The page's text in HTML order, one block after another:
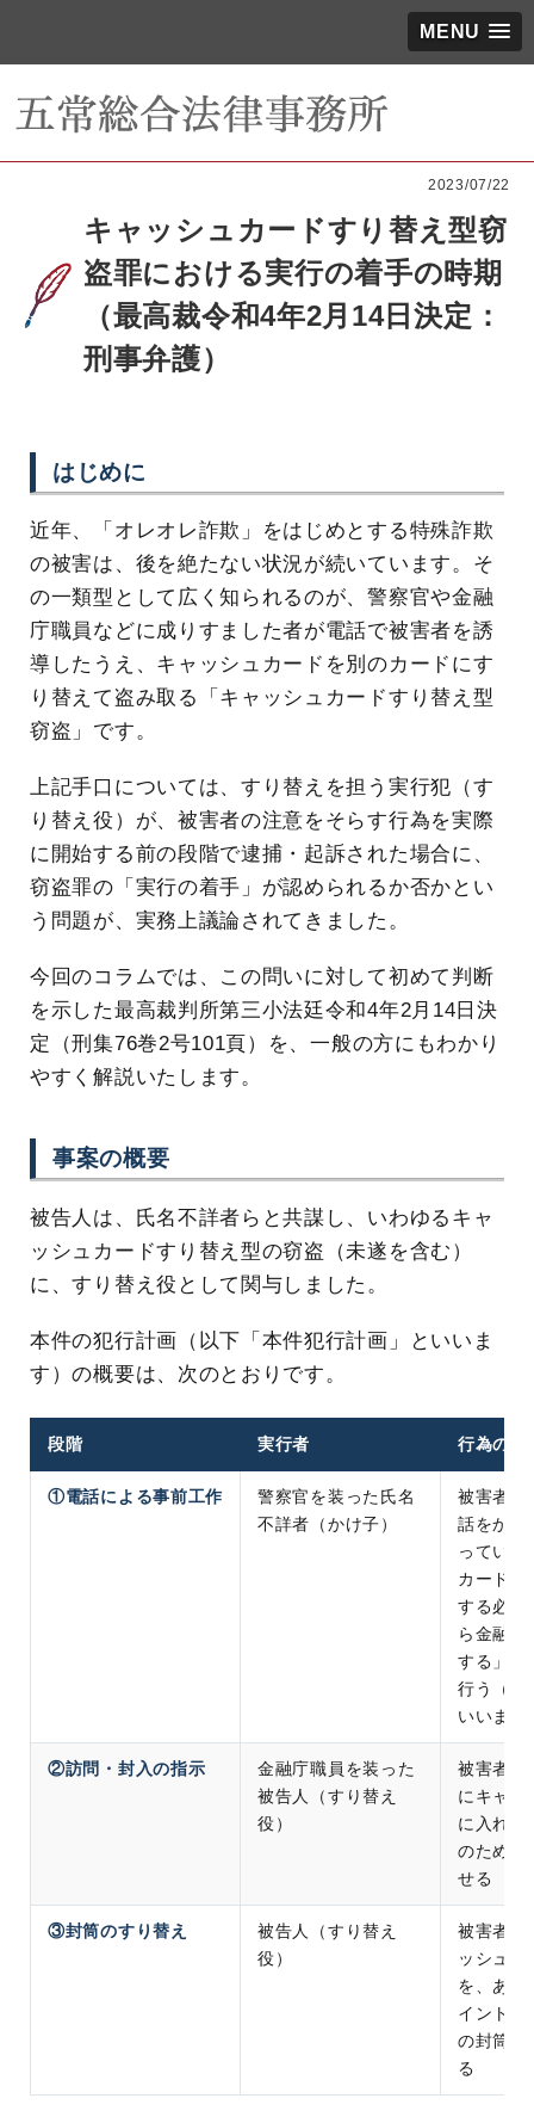
MENU
2023/07/22
キャッシュカードすり替え型窃
盗罪における実行の着手の時期
（最高裁令和4年2月14日決定：
刑事弁護）
はじめに
近年、「オレオレ詐欺」をはじめとする特殊詐欺
の被害は、後を絶たない状況が続いています。そ
の一類型として広く知られるのが、警察官や金融
庁職員などに成りすました者が電話で被害者を誘
導したうえ、キャッシュカードを別のカードにす
り替えて盗み取る「キャッシュカードすり替え型
窃盗」です。
上記手口については、すり替えを担う実行犯（す
り替え役）が、被害者の注意をそらす行為を実際
に開始する前の段階で逮捕・起訴された場合に、
窃盗罪の「実行の着手」が認められるか否かとい
う問題が、実務上議論されてきました。
今回のコラムでは、この問いに対して初めて判断
を示した最高裁判所第三小法廷令和4年2月14日決
定（刑集76巻2号101頁）を、一般の方にもわかり
やすく解説いたします。
事案の概要
被告人は、氏名不詳者らと共謀し、いわゆるキャ
ッシュカードすり替え型の窃盗（未遂を含む）
に、すり替え役として関与しました。
本件の犯行計画（以下「本件犯行計画」といいま
す）の概要は、次のとおりです。
段階 実行者 行為の内
①電話による事前工作
警察官を装った氏名
不詳者（かけ子）
被害者（
話をかけ
っている
カードを
する必要
ら金融庁
する」な
行う（以
いいます
②訪問・封入の指示
金融庁職員を装った
被告人（すり替え
役）
被害者宅
にキャッ
に入れさ
のために
せる
③封筒のすり替え
被告人（すり替え
役）
被害者が
ッシュカ
を、あら
イントカ
の封筒と
る